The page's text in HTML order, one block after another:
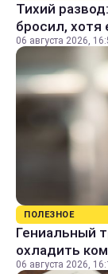
Тихий
бросил,
06 августа 2026,
ПОЛЕЗНОЕ
Гениальный
охладить
06 августа 2026,